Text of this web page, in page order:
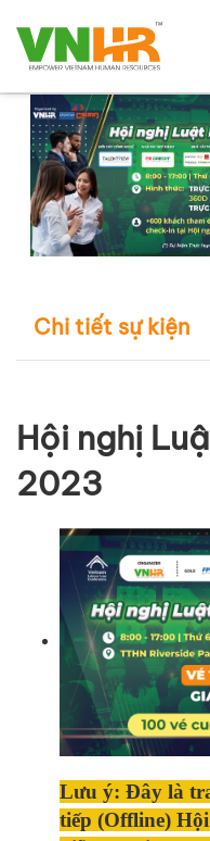
Chi tiết sự kiện
Hội nghị
2023
Lưu ý: Đây là
tiếp (Offline)